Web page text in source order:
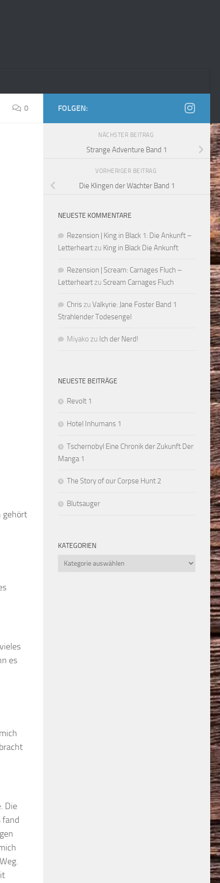
0
gehört
es
Die
fand
FOLGEN:
NÄCHSTER BEITRAG
Strange Adventure Band 1
VORHERIGER BEITRAG
Die Klingen der Wächter Band 1
NEUESTE KOMMENTARE
Rezension | King in Black 1: Die Ankunft –
Letterheartzu King in Black Die Ankunft
Rezension | Scream: Carnages Fluch –
Letterheartzu Scream Carnages Fluch
Chriszu Valkyrie: Jane Foster Band 1
Strahlender Todesengel
Miyako zu Ich der Nerd!
NEUESTE BEITRÄGE
Revolt 1
Hotel Inhumans 1
Tschernobyl Eine Chronik der Zukunft Der
Manga 1
The Story of our Corpse Hunt 2
Blutsauger
KATEGORIEN
Kategorien